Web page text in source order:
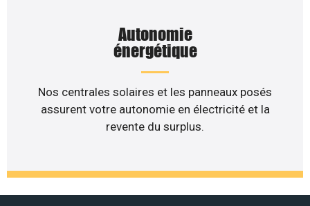
Autonomie
énergétique
Nos centrales solaires et les panneaux posés
assurent votre autonomie en électricité et la
revente du surplus.